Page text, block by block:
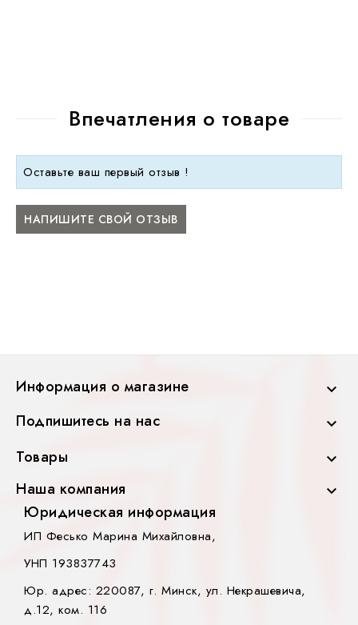
Впечатления о товаре
Оставьте ваш первый отзыв !
НАПИШИТЕ СВОЙ ОТЗЫВ
Информация о магазине 
Подпишитесь на нас 
Товары 
Наша компания 
Юридическая информация
ИП Фесько Марина Михайловна,
УНП 193837743
Юр. адрес: 220087, г. Минск, ул. Некрашевича,
д.12, ком. 116